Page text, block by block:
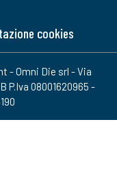
cookies
- Omni Die srl - Via
P.Iva 08001620965 -